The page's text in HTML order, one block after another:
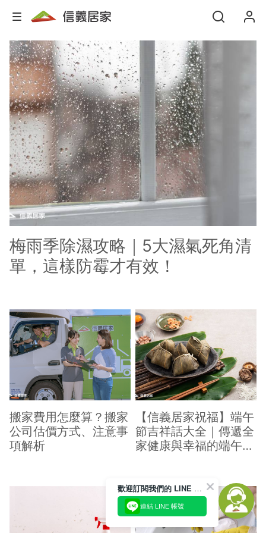
梅雨季除濕攻略｜5大濕氣死角清
單，這樣防霉才有效！
搬家費用怎麼算？搬家
公司估價方式、注意事
項解析
【信義居家祝福】端午
節吉祥話大全｜傳遞全
家健康與幸福的端午祝
歡迎訂閱我們的 LINE 官方帳號
連結 LINE 帳號